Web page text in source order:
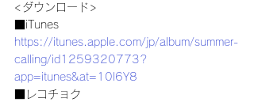
<ダウンロード>
■iTunes
https://itunes.apple.com/jp/album/summer-
calling/id1259320773?
app=itunes&at=10l6Y8
■レコチョク